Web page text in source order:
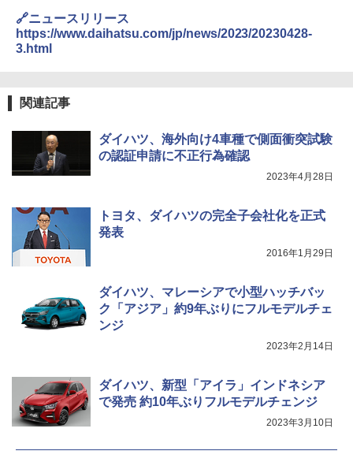
🔗ニュースリリース
https://www.daihatsu.com/jp/news/2023/20230428-
3.html
関連記事
ダイハツ、海外向け4車種で側面衝突試験
の認証申請に不正行為確認
2023年4月28日
トヨタ、ダイハツの完全子会社化を正式
発表
2016年1月29日
ダイハツ、マレーシアで小型ハッチバッ
ク「アジア」約9年ぶりにフルモデルチェ
ンジ
2023年2月14日
ダイハツ、新型「アイラ」インドネシア
で発売 約10年ぶりフルモデルチェンジ
2023年3月10日